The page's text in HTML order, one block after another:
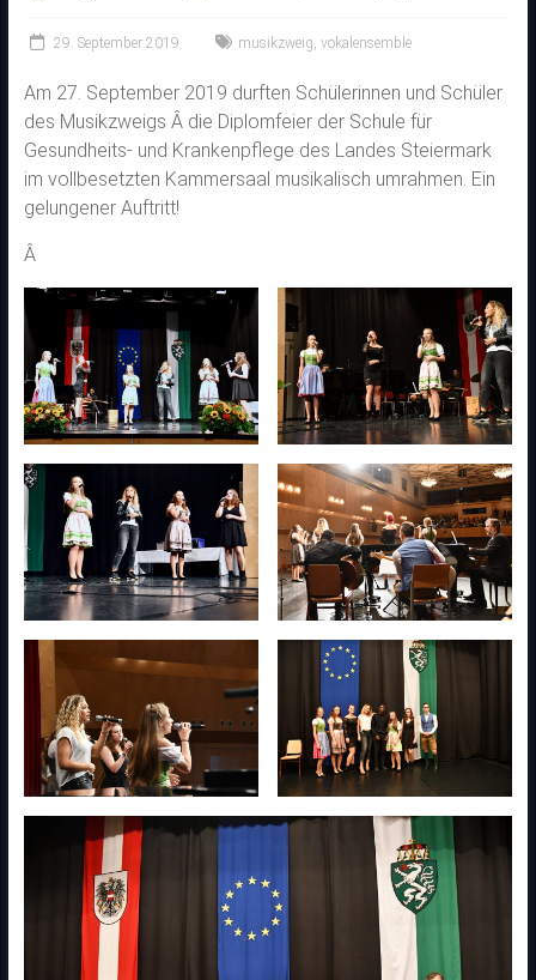
29. September 2019 musikzweig, vokalensemble
Am 27. September 2019 durften Schülerinnen und Schüler
des Musikzweigs Â die Diplomfeier der Schule für
Gesundheits- und Krankenpflege des Landes Steiermark
im vollbesetzten Kammersaal musikalisch umrahmen. Ein
gelungener Auftritt!
Â